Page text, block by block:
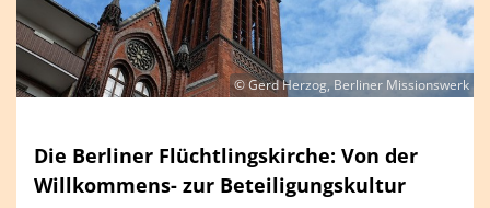
© Gerd Herzog, Berliner Missionswerk
Die Berliner Flüchtlingskirche: Von der
Willkommens- zur Beteiligungskultur